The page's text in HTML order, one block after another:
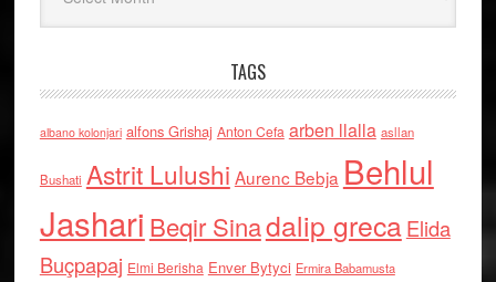
TAGS
albano kolonjari alfons Grishaj Anton Cefa arben llalla asllan
Bushati Astrit Lulushi Aurenc Bebja Behlul
Jashari Beqir Sinadalip grecaElida
Buçpapaj Elmi Berisha Enver Bytyci Ermira Babamusta